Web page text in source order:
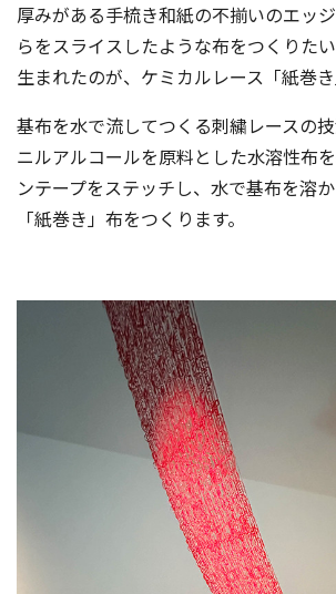
厚みがある手梳き和紙の不揃いのエッ
らをスライスしたような布をつくりた
生まれたのが、ケミカルレース「紙巻き
基布を水で流してつくる刺繍レースの
ニルアルコールを原料とした水溶性布
ンテープをステッチし、水で基布を溶
「紙巻き」布をつくります。